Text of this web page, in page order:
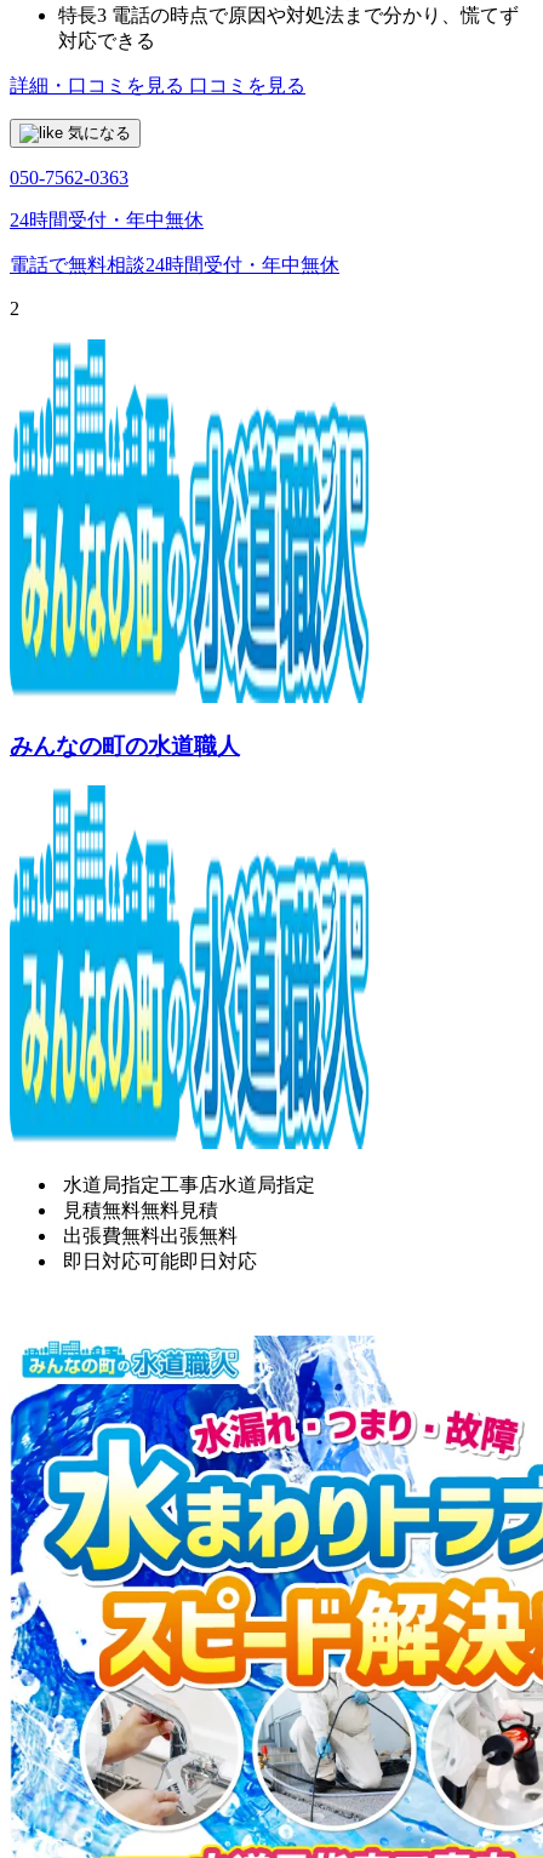
特長3 電話の時点で原因や対処法まで分かり、慌てず
対応できる
詳細・口コミを見る 口コミを見る
気になる
050-7562-0363
24時間受付・年中無休
電話で無料相談24時間受付・年中無休
2
みんなの町の水道職人
水道局指定工事店水道局指定
見積無料無料見積
出張費無料出張無料
即日対応可能即日対応